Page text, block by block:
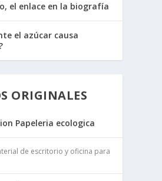
el enlace en la biografía
el azúcar causa
ORIGINALES
Papeleria ecologica
de escritorio y oficina para